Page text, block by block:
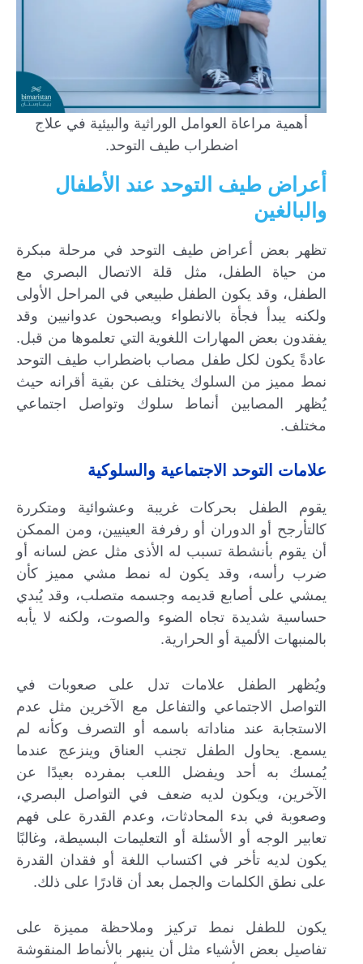
أهمية مراعاة العوامل الوراثية والبيئية في علاج
اضطراب طيف التوحد.
أعراض طيف التوحد عند الأطفال
والبالغين
تظهر بعض أعراض طيف التوحد في مرحلة مبكرة
من حياة الطفل، مثل قلة الاتصال البصري مع
الطفل، وقد يكون الطفل طبيعي في المراحل الأولى
ولكنه يبدأ فجأة بالانطواء ويصبحون عدوانيين وقد
يفقدون بعض المهارات اللغوية التي تعلموها من قبل.
عادةً يكون لكل طفل مصاب باضطراب طيف التوحد
نمط مميز من السلوك يختلف عن بقية أقرانه حيث
يُظهر المصابين أنماط سلوك وتواصل اجتماعي
مختلف.
علامات التوحد الاجتماعية والسلوكية
يقوم الطفل بحركات غريبة وعشوائية ومتكررة
كالتأرجح أو الدوران أو رفرفة العينيين، ومن الممكن
أن يقوم بأنشطة تسبب له الأذى مثل عض لسانه أو
ضرب رأسه، وقد يكون له نمط مشي مميز كأن
يمشي على أصابع قديمه وجسمه متصلب، وقد يُبدي
حساسية شديدة تجاه الضوء والصوت، ولكنه لا يأبه
بالمنبهات الألمية أو الحرارية.
ويُظهر الطفل علامات تدل على صعوبات في
التواصل الاجتماعي والتفاعل مع الآخرين مثل عدم
الاستجابة عند مناداته باسمه أو التصرف وكأنه لم
يسمع. يحاول الطفل تجنب العناق وينزعج عندما
يُمسك به أحد ويفضل اللعب بمفرده بعيدًا عن
الآخرين، ويكون لديه ضعف في التواصل البصري،
وصعوبة في بدء المحادثات، وعدم القدرة على فهم
تعابير الوجه أو الأسئلة أو التعليمات البسيطة، وغالبًا
يكون لديه تأخر في اكتساب اللغة أو فقدان القدرة
على نطق الكلمات والجمل بعد أن قادرًا على ذلك.
يكون للطفل نمط تركيز وملاحظة مميزة على
تفاصيل بعض الأشياء مثل أن ينبهر بالأنماط المنقوشة